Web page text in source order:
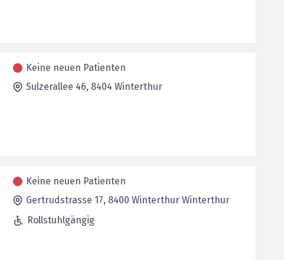
Keine neuen Patienten
Sulzerallee 46, 8404 Winterthur
Keine neuen Patienten
Gertrudstrasse 17, 8400 Winterthur Winterthur
Rollstuhlgängig